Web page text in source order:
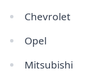
Chevrolet
Opel
Mitsubishi